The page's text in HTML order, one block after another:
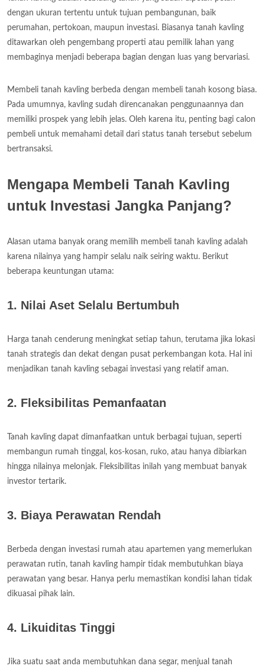
dengan ukuran tertentu untuk tujuan pembangunan, baik
perumahan, pertokoan, maupun investasi. Biasanya tanah kavling
ditawarkan oleh pengembang properti atau pemilik lahan yang
membaginya menjadi beberapa bagian dengan luas yang bervariasi.
Membeli tanah kavling berbeda dengan membeli tanah kosong biasa.
Pada umumnya, kavling sudah direncanakan penggunaannya dan
memiliki prospek yang lebih jelas. Oleh karena itu, penting bagi calon
pembeli untuk memahami detail dari status tanah tersebut sebelum
bertransaksi.
Mengapa Membeli Tanah Kavling
untuk Investasi Jangka Panjang?
Alasan utama banyak orang memilih membeli tanah kavling adalah
karena nilainya yang hampir selalu naik seiring waktu. Berikut
beberapa keuntungan utama:
1. Nilai Aset Selalu Bertumbuh
Harga tanah cenderung meningkat setiap tahun, terutama jika lokasi
tanah strategis dan dekat dengan pusat perkembangan kota. Hal ini
menjadikan tanah kavling sebagai investasi yang relatif aman.
2. Fleksibilitas Pemanfaatan
Tanah kavling dapat dimanfaatkan untuk berbagai tujuan, seperti
membangun rumah tinggal, kos-kosan, ruko, atau hanya dibiarkan
hingga nilainya melonjak. Fleksibilitas inilah yang membuat banyak
investor tertarik.
3. Biaya Perawatan Rendah
Berbeda dengan investasi rumah atau apartemen yang memerlukan
perawatan rutin, tanah kavling hampir tidak membutuhkan biaya
perawatan yang besar. Hanya perlu memastikan kondisi lahan tidak
dikuasai pihak lain.
4. Likuiditas Tinggi
Jika suatu saat anda membutuhkan dana segar, menjual tanah